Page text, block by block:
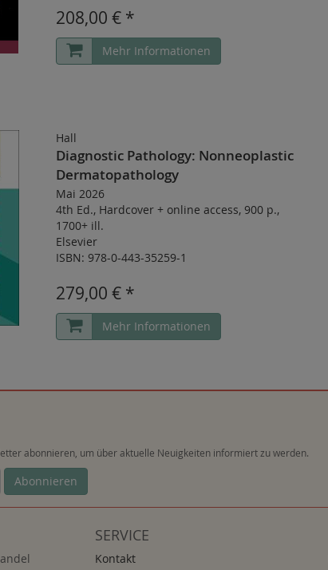
208,00 € *
Mehr Informationen
Hall
Diagnostic Pathology: Nonneoplastic
Dermatopathology
Mai 2026
4th Ed., Hardcover+ online access, 900 p.,
1700+ ill.
Elsevier
ISBN: 978-0-443-35259-1
279,00 € *
Mehr Informationen
abonnieren, um über aktuelle Neuigkeiten informiert zu werden.
Abonnieren
SERVICE
Kontakt